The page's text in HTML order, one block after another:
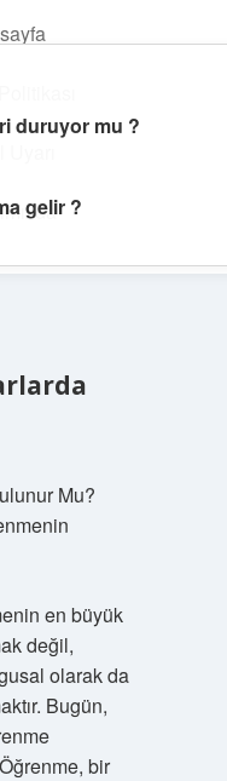
Mu?
en büyük
değil,
olarak da
Bugün,
bir
duruyor mu ?
gelir ?